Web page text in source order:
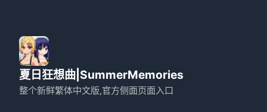
夏日狂想曲|SummerMemories
整个新鲜繁体中文版,官方侧面页面入口